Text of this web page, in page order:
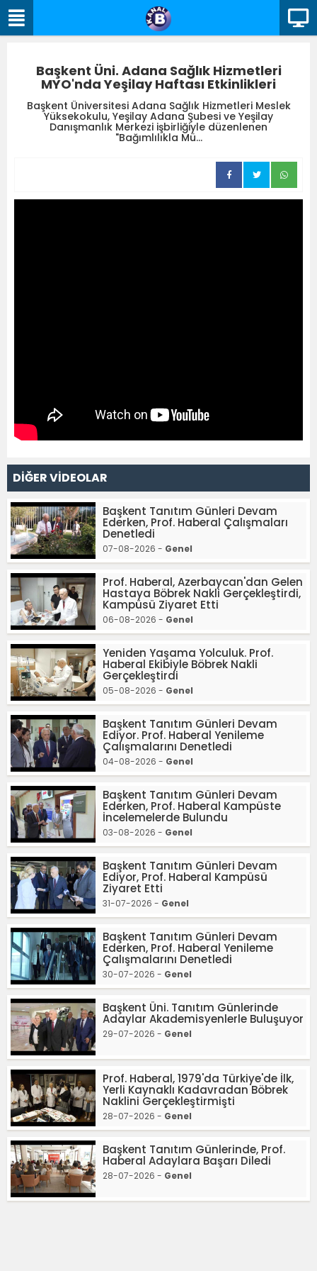
Başkent Üni. Adana Sağlık Hizmetleri
MYO'nda Yeşilay Haftası Etkinlikleri
Başkent Üniversitesi Adana Sağlık Hizmetleri Meslek
Yüksekokulu, Yeşilay Adana Şubesi ve Yeşilay
Danışmanlık Merkezi işbirliğiyle düzenlenen
"Bağımlılıkla Mü...
DİĞER VİDEOLAR
Başkent Tanıtım Günleri Devam
Ederken, Prof. Haberal Çalışmaları
Denetledi
07-08-2026 - Genel
Prof. Haberal, Azerbaycan'dan Gelen
Hastaya Böbrek Nakli Gerçekleştirdi,
Kampüsü Ziyaret Etti
06-08-2026 - Genel
Yeniden Yaşama Yolculuk. Prof.
Haberal Ekibiyle Böbrek Nakli
Gerçekleştirdi
05-08-2026 - Genel
Başkent Tanıtım Günleri Devam
Ediyor. Prof. Haberal Yenileme
Çalışmalarını Denetledi
04-08-2026 - Genel
Başkent Tanıtım Günleri Devam
Ederken, Prof. Haberal Kampüste
İncelemelerde Bulundu
03-08-2026 - Genel
Başkent Tanıtım Günleri Devam
Ediyor, Prof. Haberal Kampüsü
Ziyaret Etti
31-07-2026 - Genel
Başkent Tanıtım Günleri Devam
Ederken, Prof. Haberal Yenileme
Çalışmalarını Denetledi
30-07-2026 - Genel
Başkent Üni. Tanıtım Günlerinde
Adaylar Akademisyenlerle Buluşuyor
29-07-2026 - Genel
Prof. Haberal, 1979'da Türkiye'de İlk,
Yerli Kaynaklı Kadavradan Böbrek
Naklini Gerçekleştirmişti
28-07-2026 - Genel
Başkent Tanıtım Günlerinde, Prof.
Haberal Adaylara Başarı Diledi
28-07-2026 - Genel